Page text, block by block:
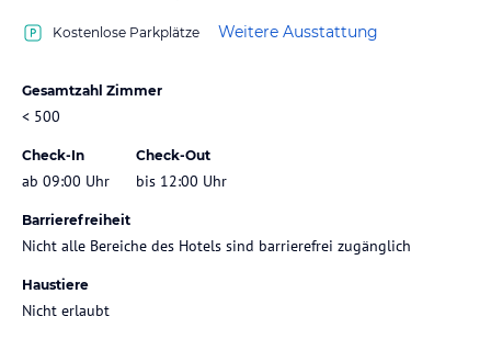
Kostenlose Parkplätze Weitere Ausstattung
Gesamtzahl Zimmer
< 500
Check-In
ab 09:00 Uhr
Check-Out
bis 12:00 Uhr
Barrierefreiheit
Nicht alle Bereiche des Hotels sind barrierefrei zugänglich
Haustiere
Nicht erlaubt